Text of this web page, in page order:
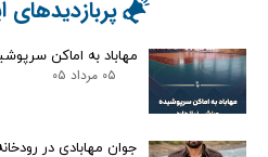
مهاباد به اماکن
۰۵ مرداد ۰۵
جوان مهابادی در